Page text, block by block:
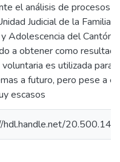
el análisis de procesos
Judicial de la Familia,
y Adolescencia del Cantón
a obtener como
voluntaria es utilizada para
a futuro, pero pese a
escasos
hdl.handle.net/